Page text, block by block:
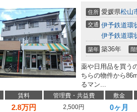
住所 愛媛県松山
交通 伊予鉄道環
伊予鉄道環
築年 築36年 階
薬や日用品を買う
ちらの物件から
るマン...
賃料 管理費・共益費 敷金
2.8万円 2,500円 0ヶ月